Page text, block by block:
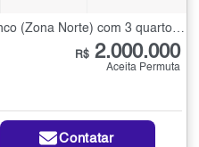
Sobrado à Venda no Barro Branco (Zona Norte) com 3 quartos - 426 m²
R$ 2.000.000
Aceita Permuta
Contatar